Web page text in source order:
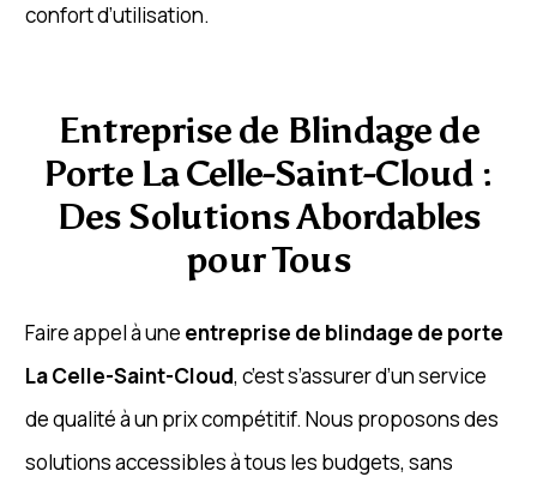
confort d’utilisation.
Entreprise de Blindage de
Porte La Celle-Saint-Cloud :
Des Solutions Abordables
pour Tous
Faire appel à une entreprise de blindage de porte
La Celle-Saint-Cloud, c’est s’assurer d’un service
de qualité à un prix compétitif. Nous proposons des
solutions accessibles à tous les budgets, sans